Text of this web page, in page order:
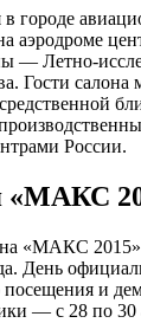
городе
аэродроме
— Летно-
Гости салона
России.
«МАКС
«МАКС
День
посещения и
— с 28 по 30